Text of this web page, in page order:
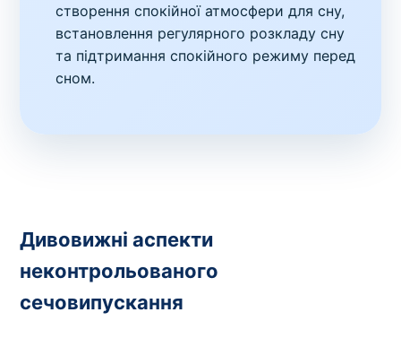
створення спокійної атмосфери для сну,
встановлення регулярного розкладу сну
та підтримання спокійного режиму перед
сном.
Дивовижні аспекти
неконтрольованого
сечовипускання